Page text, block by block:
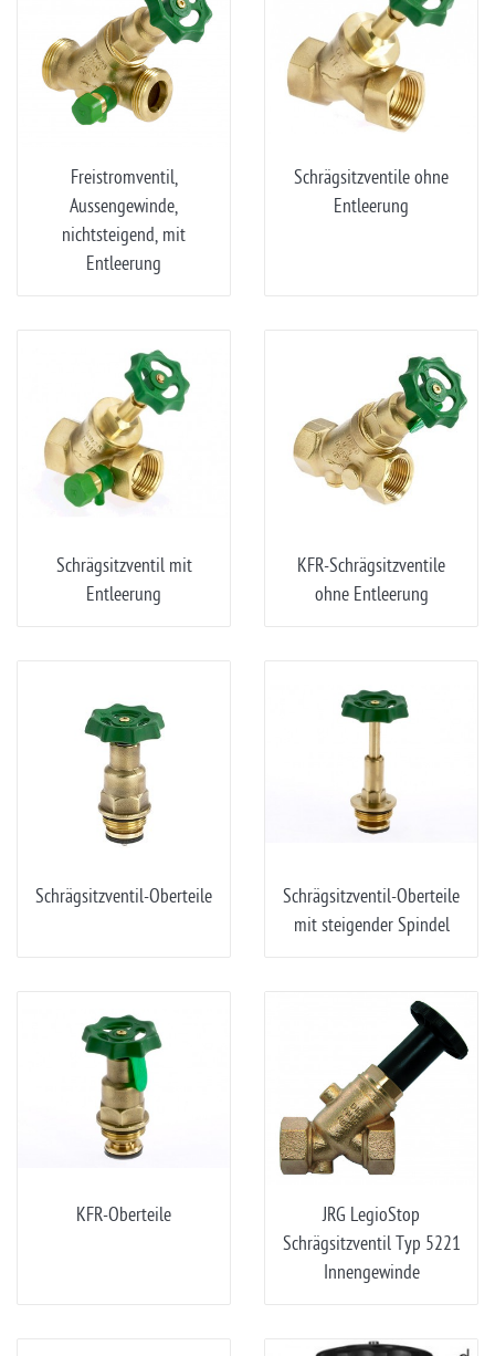
Freistromventil,
Aussengewinde,
nichtsteigend, mit
Entleerung
Schrägsitzventile ohne
Entleerung
Schrägsitzventil mit
Entleerung
KFR-Schrägsitzventile
ohne Entleerung
Schrägsitzventil-Oberteile
Schrägsitzventil-Oberteile
mit steigender Spindel
KFR-Oberteile
JRG LegioStop
Schrägsitzventil Typ 5221
Innengewinde